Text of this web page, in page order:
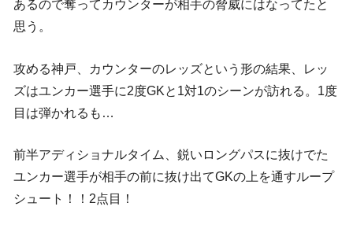
あるので奪ってカウンターが相手の脅威にはなってたと
思う。
攻める神戸、カウンターのレッズという形の結果、レッ
ズはユンカー選手に2度GKと1対1のシーンが訪れる。1度
目は弾かれるも…
前半アディショナルタイム、鋭いロングパスに抜けでた
ユンカー選手が相手の前に抜け出てGKの上を通すループ
シュート！！2点目！